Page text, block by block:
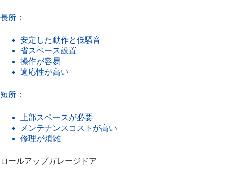
長所：
安定した動作と低騒音
省スペース設置
操作が容易
適応性が高い
短所：
上部スペースが必要
メンテナンスコストが高い
修理が煩雑
ロールアップガレージドア